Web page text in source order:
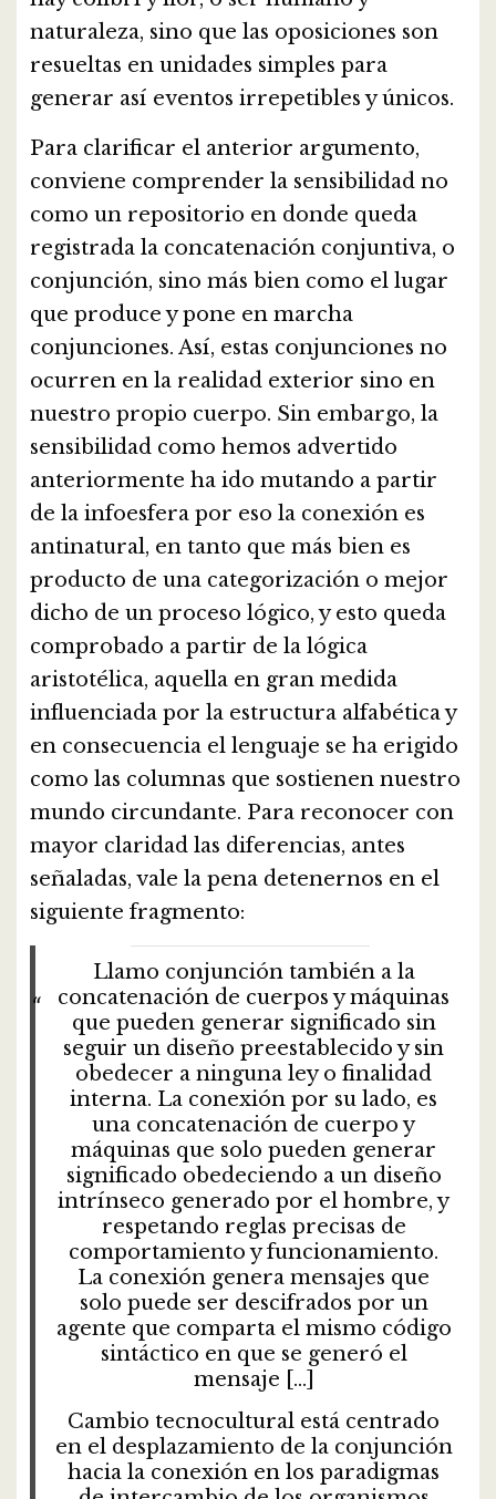
naturaleza, sino que las oposiciones son
resueltas en unidades simples para
generar así eventos irrepetibles y únicos.
Para clarificar el anterior argumento,
conviene comprender la sensibilidad no
como un repositorio en donde queda
registrada la concatenación conjuntiva, o
conjunción, sino más bien como el lugar
que produce y pone en marcha
conjunciones. Así, estas conjunciones no
ocurren en la realidad exterior sino en
nuestro propio cuerpo. Sin embargo, la
sensibilidad como hemos advertido
anteriormente ha ido mutando a partir
de la infoesfera por eso la conexión es
antinatural, en tanto que más bien es
producto de una categorización o mejor
dicho de un proceso lógico, y esto queda
comprobado a partir de la lógica
aristotélica, aquella en gran medida
influenciada por la estructura alfabética y
en consecuencia el lenguaje se ha erigido
como las columnas que sostienen nuestro
mundo circundante. Para reconocer con
mayor claridad las diferencias, antes
señaladas, vale la pena detenernos en el
siguiente fragmento:
Llamo conjunción también a la
concatenación de cuerpos y máquinas
que pueden generar significado sin
seguir un diseño preestablecido y sin
obedecer a ninguna ley o finalidad
interna. La conexión por su lado, es
una concatenación de cuerpo y
máquinas que solo pueden generar
significado obedeciendo a un diseño
intrínseco generado por el hombre, y
respetando reglas precisas de
comportamiento y funcionamiento.
La conexión genera mensajes que
solo puede ser descifrados por un
agente que comparta el mismo código
sintáctico en que se generó el
mensaje […]
Cambio tecnocultural está centrado
en el desplazamiento de la conjunción
hacia la conexión en los paradigmas